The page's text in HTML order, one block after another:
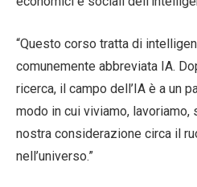
“Questo corso tratta di
comunemente abbreviata IA.
ricerca, il campo dell’IA è a un
modo in cui viviamo,
nostra considerazione circa il
nell’universo.”